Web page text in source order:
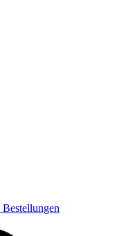
Bestellungen